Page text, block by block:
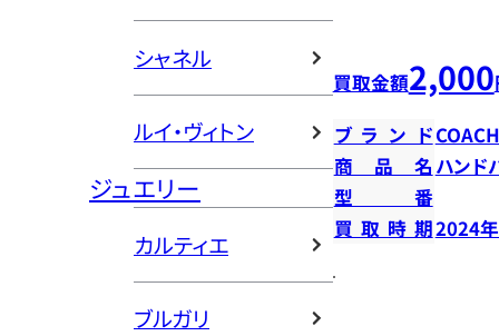
シャネル
ルイ・ヴィトン
ジュエリー
カルティエ
ブルガリ
買取金額2,000
ブランドCOACH
商品名 ハンド
型番
買取時期2024